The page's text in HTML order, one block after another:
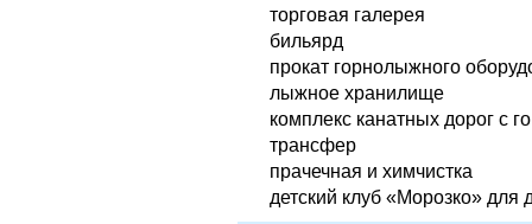
торговая галерея
бильярд
прокат горнолыжного
лыжное хранилище
комплекс канатных дорог с
трансфер
прачечная и химчистка
детский клуб «Морозко» для